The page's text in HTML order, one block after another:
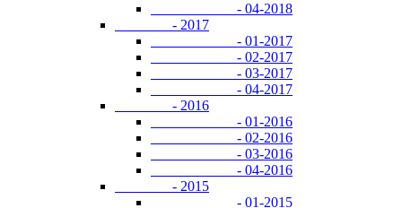
- 04-2018
- 2017
- 01-2017
- 02-2017
- 03-2017
- 04-2017
- 2016
- 01-2016
- 02-2016
- 03-2016
- 04-2016
- 2015
- 01-2015